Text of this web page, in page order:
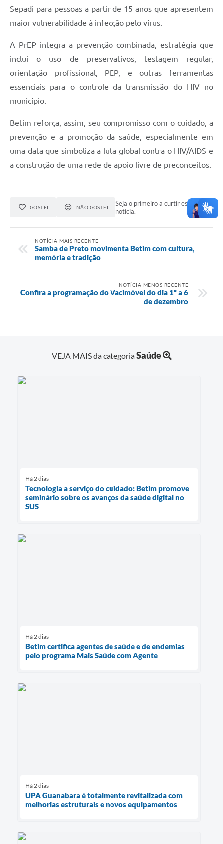
Sepadi para pessoas a partir de 15 anos que apresentem
maior vulnerabilidade à infecção pelo vírus.
A PrEP integra a prevenção combinada, estratégia que
inclui o uso de preservativos, testagem regular,
orientação profissional, PEP, e outras ferramentas
essenciais para o controle da transmissão do HIV no
município.
Betim reforça, assim, seu compromisso com o cuidado, a
prevenção e a promoção da saúde, especialmente em
uma data que simboliza a luta global contra o HIV/AIDS e
a construção de uma rede de apoio livre de preconceitos.
GOSTEI NÃO GOSTEI
Seja o primeiro a curtir esta
notícia.
NOTÍCIA MAIS RECENTE
Samba de Preto movimenta Betim com cultura,
memória e tradição
NOTÍCIA MENOS RECENTE
Confira a programação do Vacimóvel do dia 1º a 6
de dezembro
VEJA MAIS da categoriaSaúde
Há 2 dias
Tecnologia a serviço do cuidado: Betim promove
seminário sobre os avanços da saúde digital no
SUS
Há 2 dias
Betim certifica agentes de saúde e de endemias
pelo programa Mais Saúde com Agente
Há 2 dias
UPA Guanabara é totalmente revitalizada com
melhorias estruturais e novos equipamentos